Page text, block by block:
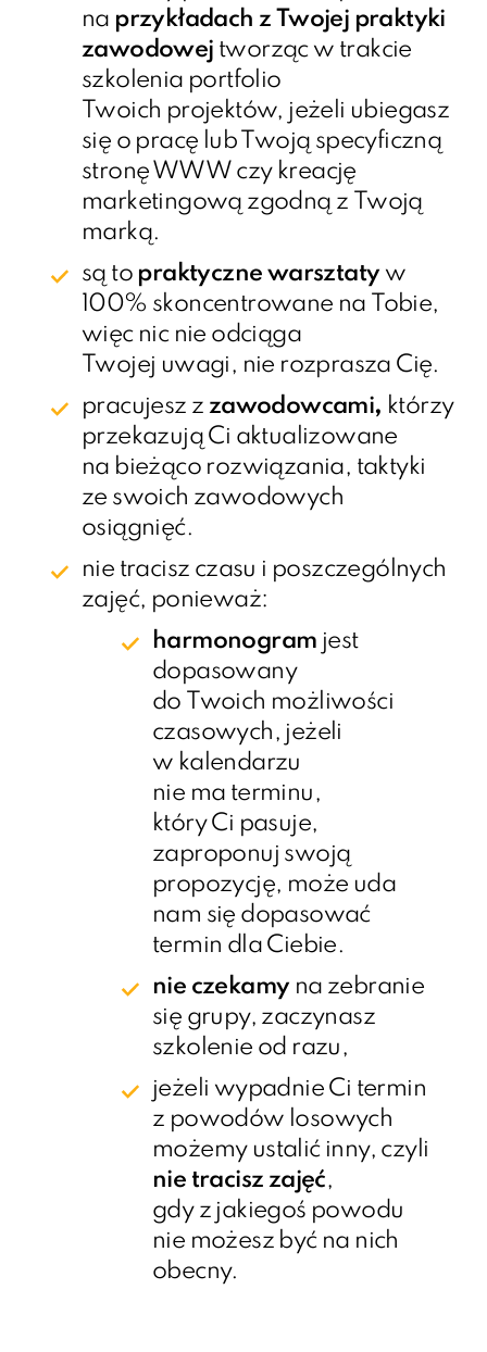
na przykładach z Twojej praktyki
zawodowej tworząc w trakcie
szkolenia portfolio
Twoich projektów, jeżeli ubiegasz
się o pracę lub Twoją specyficzną
stronę WWW czy kreację
marketingową zgodną z Twoją
marką.
są to praktyczne warsztaty w
100% skoncentrowane na Tobie,
więc nic nie odciąga
Twojej uwagi, nie rozprasza Cię.
pracujesz z zawodowcami, którzy
przekazują Ci aktualizowane
na bieżąco rozwiązania, taktyki
ze swoich zawodowych
osiągnięć.
nie tracisz czasu i poszczególnych
zajęć, ponieważ:
harmonogram jest
dopasowany
do Twoich możliwości
czasowych, jeżeli
w kalendarzu
nie ma terminu,
który Ci pasuje,
zaproponuj swoją
propozycję, może uda
nam się dopasować
termin dla Ciebie.
nie czekamy na zebranie
się grupy, zaczynasz
szkolenie od razu,
jeżeli wypadnie Ci termin
z powodów losowych
możemy ustalić inny, czyli
nie tracisz zajęć,
gdy z jakiegoś powodu
nie możesz być na nich
obecny.